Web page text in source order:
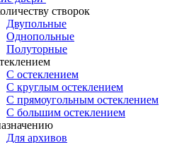
створок
Двупольные
Однопольные
Полуторные
С остеклением
С круглым остеклением
С прямоугольным остеклением
С большим остеклением
Для архивов